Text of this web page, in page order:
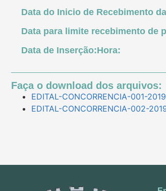
Data do Inicio de Recebimento
Data para limite recebimento de
Data de Inserção:Hora:
Faça o download dos arquivos:
EDITAL-CONCORRENCIA-001-
EDITAL-CONCORRENCIA-002-